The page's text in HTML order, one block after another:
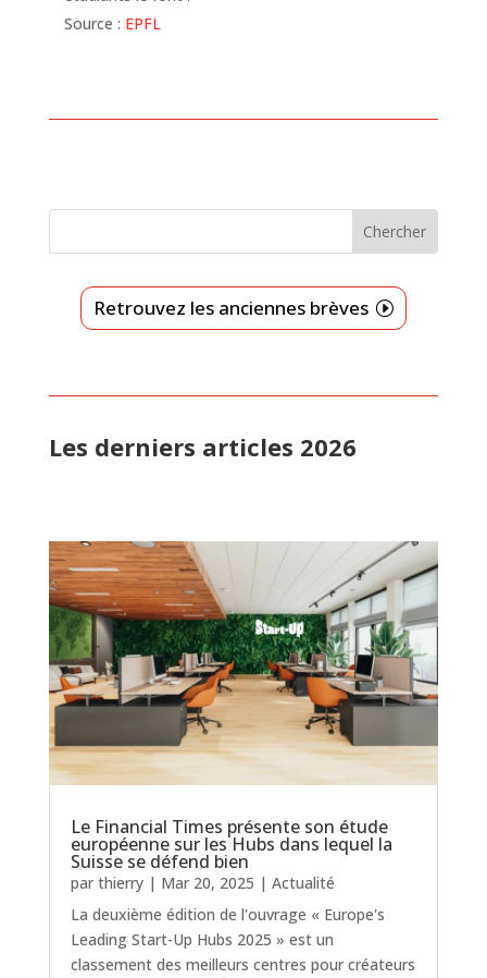
Source : EPFL
Retrouvez les anciennes brèves
Les derniers articles 2026
Le Financial Times présente son étude
européenne sur les Hubs dans lequel la
Suisse se défend bien
par thierry| Mar 20, 2025 | Actualité
La deuxième édition de l'ouvrage « Europe's
Leading Start-Up Hubs 2025 » est un
classement des meilleurs centres pour créateurs